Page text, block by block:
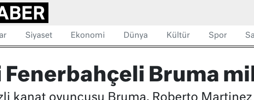
Siyaset Ekonomi Dünya Kültür Spor
Fenerbahçeli Bruma
kanat oyuncusu Bruma, Roberto